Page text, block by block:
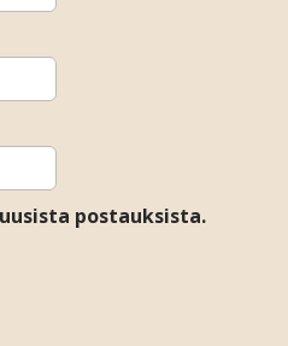
postauksista.